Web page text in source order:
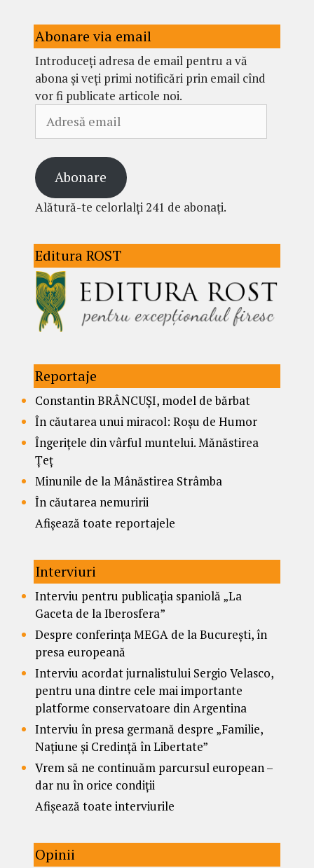
Abonare via email
Introduceți adresa de email pentru a vă
abona și veți primi notificări prin email cînd
vor fi publicate articole noi.
email
Abonare
Alătură-te celorlalți 241 de abonați.
Editura ROST
Reportaje
Constantin BRÂNCUȘI, model de bărbat
În căutarea unui miracol: Roșu de Humor
Îngerițele din vârful muntelui. Mănăstirea
Țeț
Minunile de la Mânăstirea Strâmba
În căutarea nemuririi
Afișează toate reportajele
Interviuri
Interviu pentru publicația spaniolă „La
Gaceta de la Iberosfera”
Despre conferința MEGA de la București, în
presa europeană
Interviu acordat jurnalistului Sergio Velasco,
pentru una dintre cele mai importante
platforme conservatoare din Argentina
Interviu în presa germană despre „Familie,
Națiune și Credință în Libertate”
Vrem să ne continuăm parcursul european –
dar nu în orice condiții
Afișează toate interviurile
Opinii